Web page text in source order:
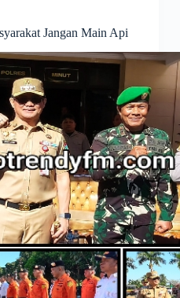
Jangan Main Api